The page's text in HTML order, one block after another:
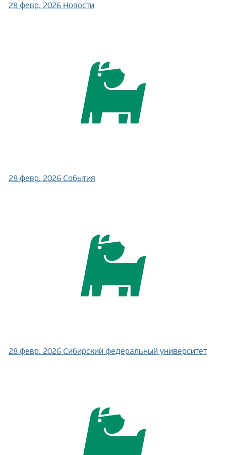
28 февр. 2026 Новости
28 февр. 2026 События
28 февр. 2026 Сибирский федеральный университет